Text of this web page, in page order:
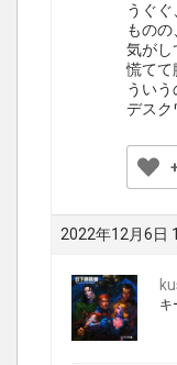
うぐ
もの
気がし
慌てて
うい
デスク
2022年12月6日
キ